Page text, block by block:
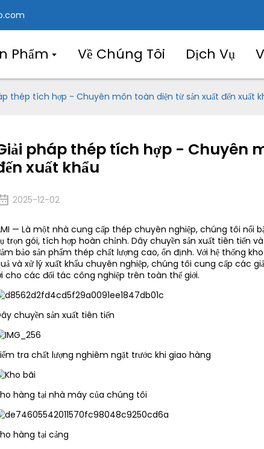
Phẩm Về Chúng Tôi Dịch Vụ
thép tích hợp - Chuyên môn toàn diện từ sản xuất đến xuất
pháp thép tích hợp - Chuyên
xuất khẩu
2025-12-02
— Là một nhà cung cấp thép chuyên nghiệp, chúng tôi nổi
trọn gói, tích hợp hoàn chỉnh. Dây chuyền sản xuất tiên tiến
bảo sản phẩm thép chất lượng cao, ổn định. Với hệ thống
và xử lý xuất khẩu chuyên nghiệp, chúng tôi cung cấp các
cho các đối tác công nghiệp trên toàn thế giới.
chuyền sản xuất tiên tiến
tra chất lượng nghiêm ngặt trước khi giao hàng
hàng tại nhà máy của chúng tôi
hàng tại cảng